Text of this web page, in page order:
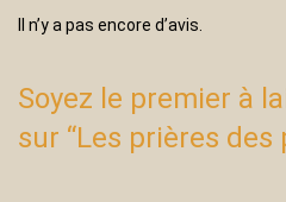
Il n’y a pas encore d’avis.
Soyez le premier à
sur “Les prières des